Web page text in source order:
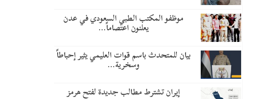
موظفو المكتب الطبي السعودي في عدن
يعلنون اعتصاماً…
بيان للمتحدث باسم قوات العليمي يثير إحباطاً
وسخرية…
إيران تشترط مطالب جديدة لفتح هرمز